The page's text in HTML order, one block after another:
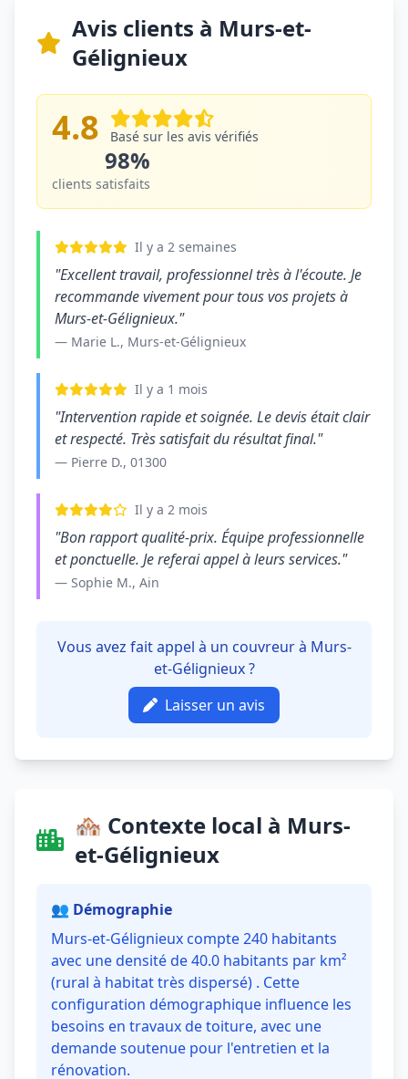
Avis clients à Murs-et-
Gélignieux
4.8 Basé sur les avis vérifiés
98%
clients satisfaits
Il y a 2 semaines
"Excellent travail, professionnel très à l'écoute. Je
recommande vivement pour tous vos projets à
Murs-et-Gélignieux."
— Marie L., Murs-et-Gélignieux
Il y a 1 mois
"Intervention rapide et soignée. Le devis était clair
et respecté. Très satisfait du résultat final."
— Pierre D., 01300
Il y a 2 mois
"Bon rapport qualité-prix. Équipe professionnelle
et ponctuelle. Je referai appel à leurs services."
— Sophie M., Ain
Vous avez fait appel à un couvreur à Murs-
et-Gélignieux ?
Laisser un avis
🏘️ Contexte local à Murs-
et-Gélignieux
👥 Démographie
Murs-et-Gélignieux compte 240 habitants
avec une densité de 40.0 habitants par km²
(rural à habitat très dispersé) . Cette
configuration démographique influence les
besoins en travaux de toiture, avec une
demande soutenue pour l'entretien et la
rénovation.